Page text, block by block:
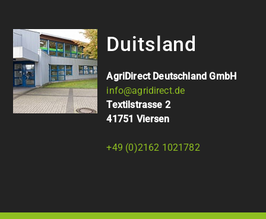
Duitsland
AgriDirect Deutschland GmbH
info@agridirect.de
Textilstrasse 2
41751 Viersen
+49 (0)2162 1021782